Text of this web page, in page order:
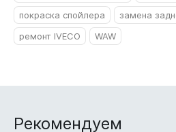
покраска спойлера
замена
ремонт IVECO
WAW
Рекомендуем